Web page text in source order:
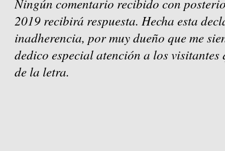
Ningún comentario recibido con
2019 recibirá respuesta. Hecha esta
inadherencia, por muy dueño que me
dedico especial atención a los
de la letra.